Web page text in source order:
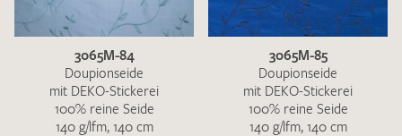
3065M-84
Doupionseide
mit DEKO-Stickerei
100% reine Seide
140 g/lfm, 140 cm
3065M-85
Doupionseide
mit DEKO-Stickerei
100% reine Seide
140 g/lfm, 140 cm